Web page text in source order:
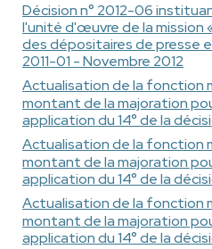
Décision n° 2012-06
l'unité d'œuvre de la
des dépositaires de presse
2011-01 - Novembre 2012
Actualisation de la fonction
montant de la majoration
application du 14° de la
Actualisation de la fonction
montant de la majoration
application du 14° de la
Actualisation de la fonction
montant de la majoration
application du 14° de la